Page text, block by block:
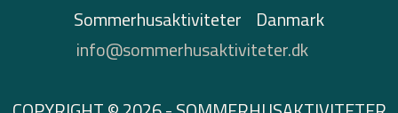
Sommerhusaktiviteter
Danmark
info@sommerhusaktiviteter.dk